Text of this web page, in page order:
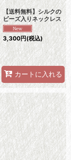
【送料無料】シルクの
ビーズ入りネックレス
3,300円(税込)
カートに入れる